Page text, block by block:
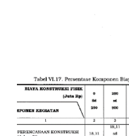
manajemen
lebih tepat adalah
salah karena rantai
proses transportasi,
purna jual. Pilihan
terdapat rantai pasok